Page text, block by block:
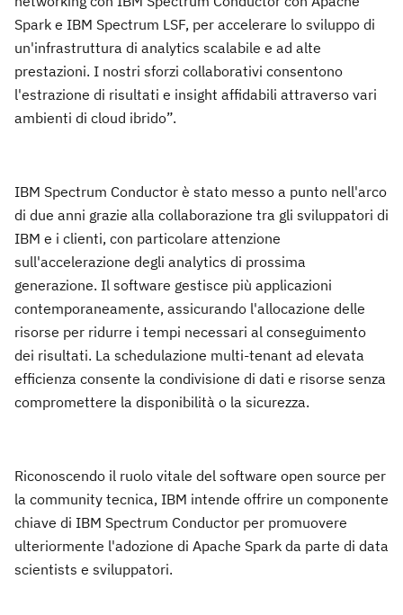
Spark e IBM Spectrum LSF, per accelerare lo sviluppo di
un'infrastruttura di analytics scalabile e ad alte
prestazioni. I nostri sforzi collaborativi consentono
l'estrazione di risultati e insight affidabili attraverso vari
ambienti di cloud ibrido”.
IBM Spectrum Conductor è stato messo a punto nell'arco
di due anni grazie alla collaborazione tra gli sviluppatori di
IBM e i clienti, con particolare attenzione
sull'accelerazione degli analytics di prossima
generazione. Il software gestisce più applicazioni
contemporaneamente, assicurando l'allocazione delle
risorse per ridurre i tempi necessari al conseguimento
dei risultati. La schedulazione multi-tenant ad elevata
efficienza consente la condivisione di dati e risorse senza
compromettere la disponibilità o la sicurezza.
Riconoscendo il ruolo vitale del software open source per
la community tecnica, IBM intende offrire un componente
chiave di IBM Spectrum Conductor per promuovere
ulteriormente l'adozione di Apache Spark da parte di data
scientists e sviluppatori.